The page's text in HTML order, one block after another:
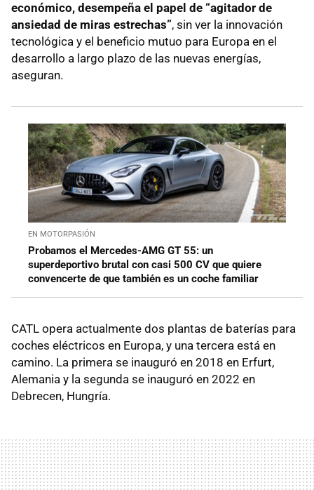
económico, desempeña el papel de “agitador de
ansiedad de miras estrechas”, sin ver la innovación
tecnológica y el beneficio mutuo para Europa en el
desarrollo a largo plazo de las nuevas energías,
aseguran.
EN MOTORPASIÓN
Probamos el Mercedes-AMG GT 55: un
superdeportivo brutal con casi 500 CV que quiere
convencerte de que también es un coche familiar
CATL opera actualmente dos plantas de baterías para
coches eléctricos en Europa, y una tercera está en
camino. La primera se inauguró en 2018 en Erfurt,
Alemania y la segunda se inauguró en 2022 en
Debrecen, Hungría.